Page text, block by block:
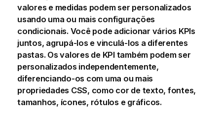
valores e medidas podem ser personalizados
usando uma ou mais configurações
condicionais. Você pode adicionar vários KPIs
juntos, agrupá-los e vinculá-los a diferentes
pastas. Os valores de KPI também podem ser
personalizados independentemente,
diferenciando-os com uma ou mais
propriedades CSS, como cor de texto, fontes,
tamanhos, ícones, rótulos e gráficos.